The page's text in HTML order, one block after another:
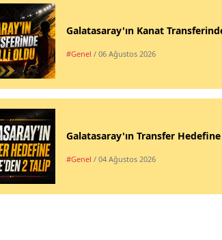
Galatasaray'ın Kanat
#Genel / 06 Ağustos 2026
Galatasaray'ın Transfer
#Genel / 04 Ağustos 2026